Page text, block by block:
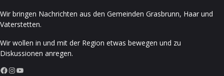
Wir bringen Nachrichten aus den Gemeinden Grasbrunn, Haar und
Vaterstetten.
Wir wollen in und mit der Region etwas bewegen und zu
Diskussionen anregen.
Facebook InstagramYouTube